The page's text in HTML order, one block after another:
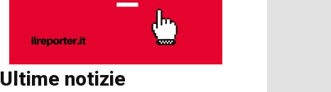
Ultime notizie